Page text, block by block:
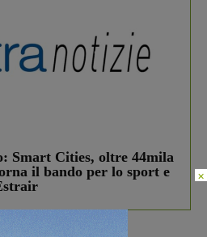
Smart Cities, oltre 44mila
il bando per lo sport e
×